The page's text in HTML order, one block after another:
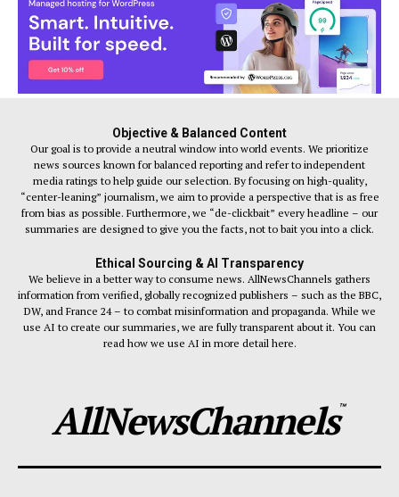
Objective & Balanced Content
Our goal is to provide a neutral window into world events. We prioritize
news sources known for balanced reporting and refer to independent
media ratings to help guide our selection. By focusing on high-quality,
“center-leaning” journalism, we aim to provide a perspective that is as free
from bias as possible. Furthermore, we “de-clickbait” every headline – our
summaries are designed to give you the facts, not to bait you into a click.
Ethical Sourcing & AI Transparency
We believe in a better way to consume news. AllNewsChannels gathers
information from verified, globally recognized publishers – such as the BBC,
DW, and France 24 – to combat misinformation and propaganda. While we
use AI to create our summaries, we are fully transparent about it. You can
read how we use AI in more detail here.
AllNewsChannels™